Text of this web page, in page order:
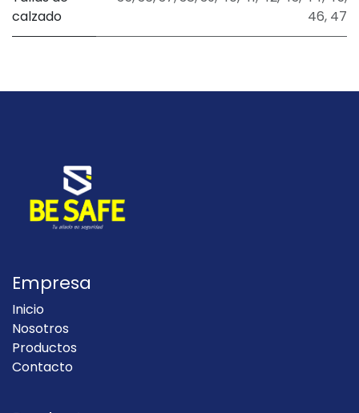
calzado
46, 47
Empresa
Inicio
Nosotros
Productos
Contacto